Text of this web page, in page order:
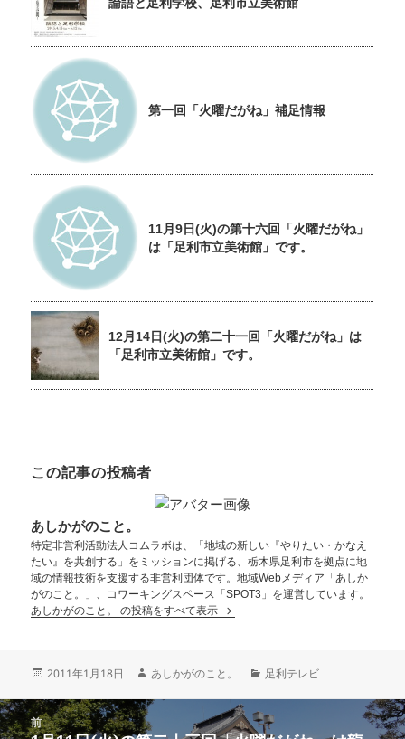
第一回「火曜だがね」補足情報
11月9日(火)の第十六回「火曜だがね」
は「足利市立美術館」です。
12月14日(火)の第二十一回「火曜だがね」は
「足利市立美術館」です。
この記事の投稿者
あしかがのこと。
特定非営利活動法人コムラボは、「地域の新しい『やりたい・かなえ
たい』を共創する」をミッションに掲げる、栃木県足利市を拠点に地
域の情報技術を支援する非営利団体です。地域Webメディア「あしか
がのこと。」、コワーキングスペース「SPOT3」を運営しています。
あしかがのこと。 の投稿をすべて表示
2011年1月18日 あしかがのこと。 足利テレビ
前